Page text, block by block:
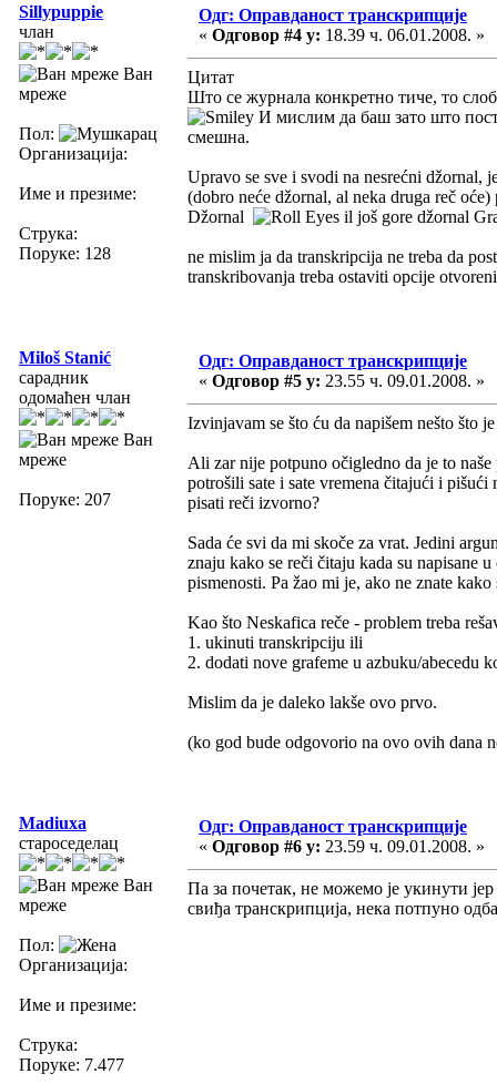
Sillypuppie
члан
Ван
мреже
Пол:
Организација:
Име и презиме:
Струка:
Поруке: 128
Одг: Оправданост транскрипције
« Одговор #4 у: 18.39 ч. 06.01.2008. »
Цитат
Што се журнала конкретно тиче, то
И мислим да баш зато што
смешна.
Upravo se sve i svodi na nesrećni džornal,
(dobro neće džornal, al neka druga reč
Džornal
il još gore džornal
ne mislim ja da transkripcija ne treba da
transkribovanja treba ostaviti opcije
Miloš Stanić
сарадник
одомаћен члан
Ван
мреже
Поруке: 207
Одг: Оправданост транскрипције
« Одговор #5 у: 23.55 ч. 09.01.2008. »
Izvinjavam se što ću da napišem nešto što
Ali zar nije potpuno očigledno da je to
potrošili sate i sate vremena čitajući i
pisati reči izvorno?
Sada će svi da mi skoče za vrat. Jedini
znaju kako se reči čitaju kada su napisane
pismenosti. Pa žao mi je, ako ne znate
Kao što Neskafica reče - problem treba
1. ukinuti transkripciju ili
2. dodati nove grafeme u azbuku/abecedu
Mislim da je daleko lakše ovo prvo.
(ko god bude odgovorio na ovo ovih dana
Madiuxa
староседелац
Ван
мреже
Пол:
Организација:
Име и презиме:
Струка:
Поруке: 7.477
Одг: Оправданост транскрипције
« Одговор #6 у: 23.59 ч. 09.01.2008. »
Па за почетак, не можемо је укинути
свиђа транскрипција, нека потпуно